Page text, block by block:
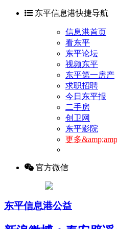
东平信息港快捷导航
信息港首页
看东平
东平论坛
视频东平
东平第一房产
求职招聘
今日东平报
二手房
创卫网
东平影院
更多
官方微信
东平信息港公益